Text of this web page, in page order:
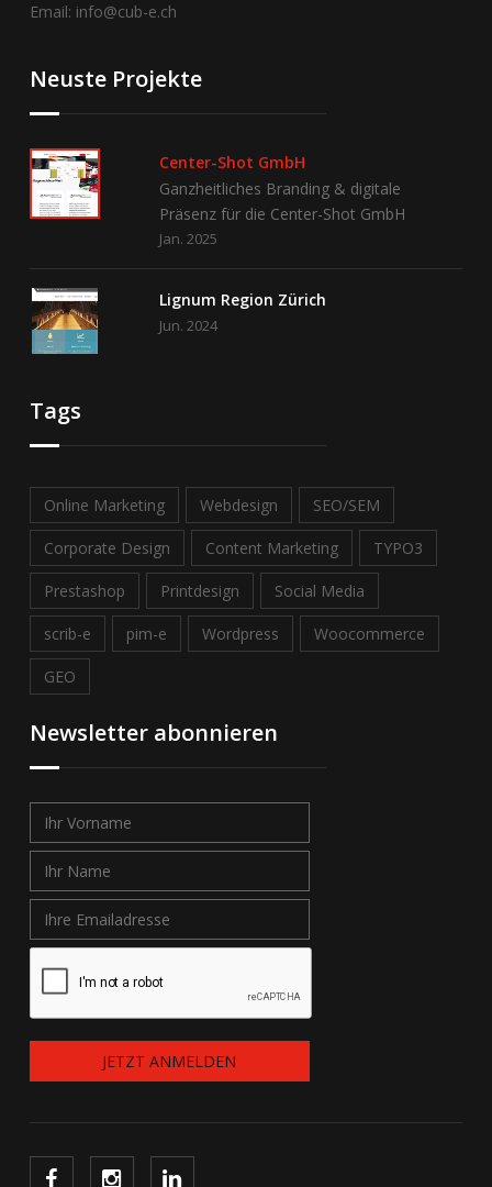
Email: info@cub-e.ch
Neuste Projekte
Center-Shot GmbH
Ganzheitliches Branding & digitale
Präsenz für die Center-Shot GmbH
Jan. 2025
Lignum Region Zürich
Jun. 2024
Tags
Online Marketing Webdesign SEO/SEM
Corporate Design Content Marketing TYPO3
Prestashop Printdesign Social Media
scrib-e pim-e Wordpress Woocommerce
GEO
Newsletter abonnieren
JETZT ANMELDEN